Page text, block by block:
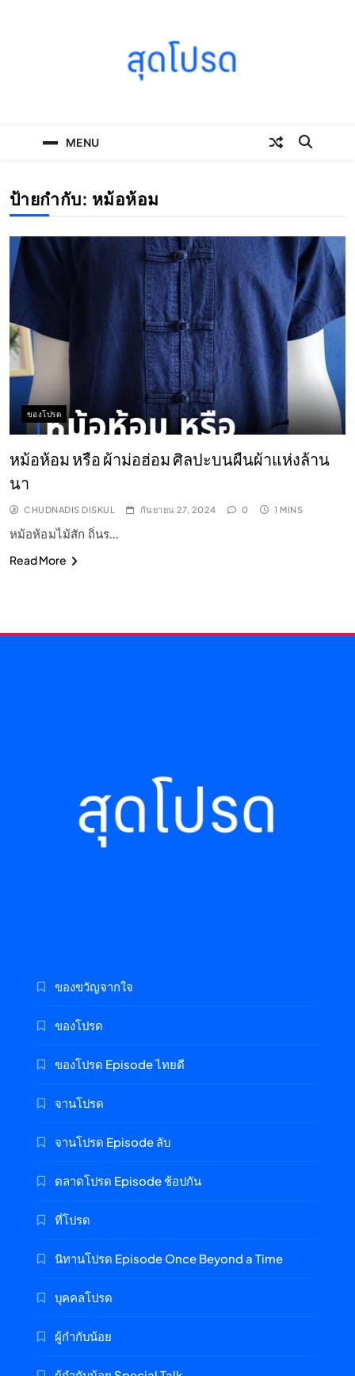
MENU
ป้ายกำกับ: หม้อห้อม
ของโปรด
หม้อห้อม หรือ ผ้าม่อฮ่อม ศิลปะบนผืนผ้าแห่งล้าน
นา
CHUDNADIS DISKUL กันยายน 27, 2024 0 1 MINS
หม้อห้อมไม้สัก ถิ่นร…
Read More
ของขวัญจากใจ
ของโปรด
ของโปรด Episode ไทยดี
จานโปรด
จานโปรด Episode ลับ
ตลาดโปรด Episode ช้อปกัน
ที่โปรด
นิทานโปรด Episode Once Beyond a Time
บุคคลโปรด
ผู้กำกับน้อย